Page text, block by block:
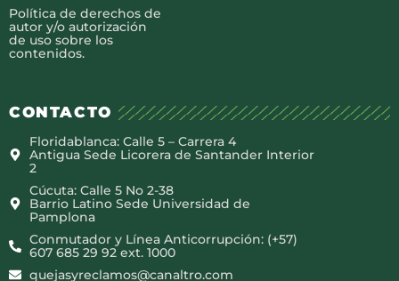
Política de derechos de
autor y/o autorización
de uso sobre los
contenidos.
CONTACTO
Floridablanca: Calle 5 – Carrera 4
Antigua Sede Licorera de Santander Interior
2
Cúcuta: Calle 5 No 2-38
Barrio Latino Sede Universidad de
Pamplona
Conmutador y Línea Anticorrupción: (+57)
607 685 29 92 ext. 1000
quejasyreclamos@canaltro.com